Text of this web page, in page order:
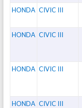
HONDA CIVIC III
HONDA CIVIC III
HONDA CIVIC III
HONDA CIVIC III